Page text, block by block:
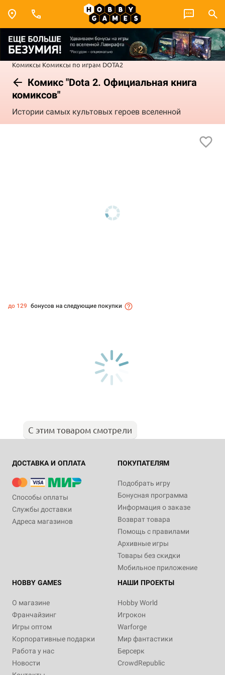
Комиксы Комиксы по играм DOTA2
Комикс "Dota 2. Официальная книга
комиксов"
Истории самых культовых героев вселенной
до 129 бонусов на следующие покупки
С этим товаром смотрели
ДОСТАВКА И ОПЛАТА
Способы оплаты
Службы доставки
Адреса магазинов
ПОКУПАТЕЛЯМ
Подобрать игру
Бонусная программа
Информация о заказе
Возврат товара
Помощь с правилами
Архивные игры
Товары без скидки
Мобильное приложение
HOBBY GAMES
О магазине
Франчайзинг
Игры оптом
Корпоративные подарки
Работа у нас
Новости
НАШИ ПРОЕКТЫ
Hobby World
Игрокон
Warforge
Мир фантастики
Берсерк
CrowdRepublic